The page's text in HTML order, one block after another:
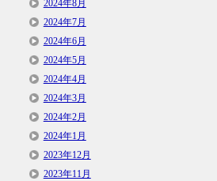
2024年8月
2024年7月
2024年6月
2024年5月
2024年4月
2024年3月
2024年2月
2024年1月
2023年12月
2023年11月